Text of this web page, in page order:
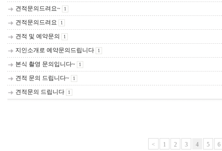
견적문의드려요~ 1
견적문의드려요 1
견적 및 예약문의 1
지인소개로 예약문의드립니다 1
본식 촬영 문의입니다~ 1
견적 문의 드립니다~ 1
견적문의 드립니다 1
< 1 2 3 4 5 6